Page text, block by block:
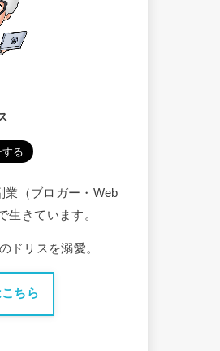
業（ブロガー・Web
生きています。
ドリスを溺愛。
ちら